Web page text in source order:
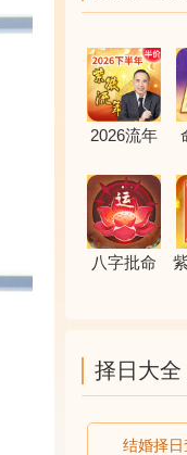
2026流年
八字批命
择日大全
结婚择日